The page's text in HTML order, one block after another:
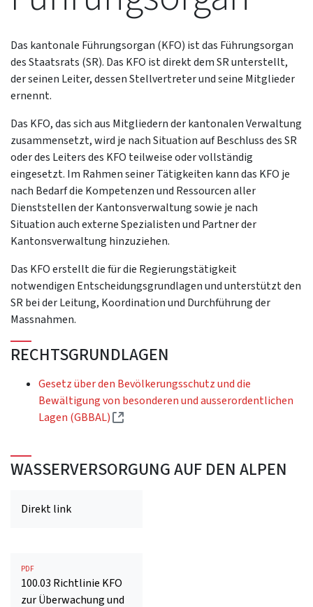
Das kantonale Führungsorgan (KFO) ist das Führungsorgan
des Staatsrats (SR). Das KFO ist direkt dem SR unterstellt,
der seinen Leiter, dessen Stellvertreter und seine Mitglieder
ernennt.
Das KFO, das sich aus Mitgliedern der kantonalen Verwaltung
zusammensetzt, wird je nach Situation auf Beschluss des SR
oder des Leiters des KFO teilweise oder vollständig
eingesetzt. Im Rahmen seiner Tätigkeiten kann das KFO je
nach Bedarf die Kompetenzen und Ressourcen aller
Dienststellen der Kantonsverwaltung sowie je nach
Situation auch externe Spezialisten und Partner der
Kantonsverwaltung hinzuziehen.
Das KFO erstellt die für die Regierungstätigkeit
notwendigen Entscheidungsgrundlagen und unterstützt den
SR bei der Leitung, Koordination und Durchführung der
Massnahmen.
RECHTSGRUNDLAGEN
Gesetz über den Bevölkerungsschutz und die
Bewältigung von besonderen und ausserordentlichen
Lagen (GBBAL)
(Externer Link)
WASSERVERSORGUNG AUF DEN ALPEN
Direkt link
PDF
100.03 Richtlinie KFO
zur Überwachung und